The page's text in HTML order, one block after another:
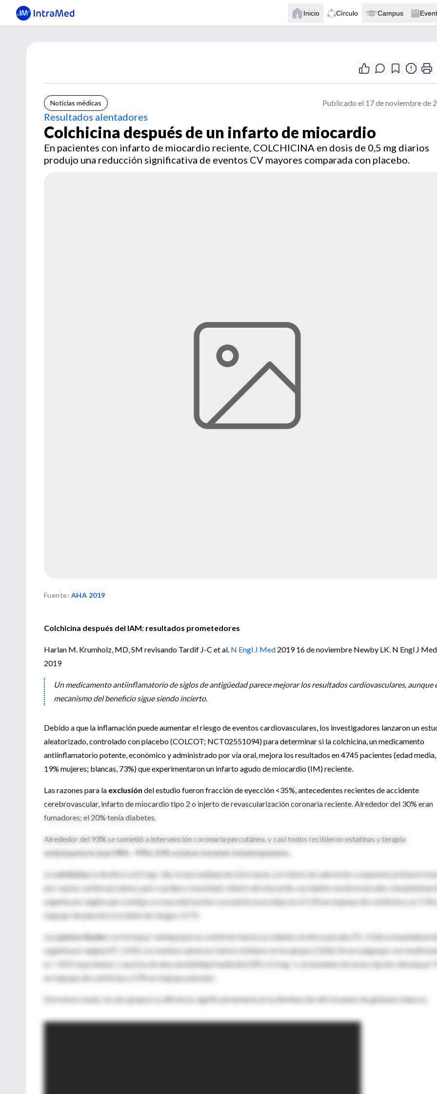
Inicio Círculo Campus
Noticias médicas Publicado el 17 de noviembre de
Resultados alentadores
Colchicina después de un infarto de miocardio
En pacientes con infarto de miocardio reciente, COLCHICINA en dosis de 0,5 mg diarios
produjo una reducción significativa de eventos CV mayores comparada con placebo.
Fuente: AHA 2019
Colchicina después del IAM: resultados prometedores
Harlan M. Krumholz, MD, SM revisando Tardif J-C et al. N Engl J Med 2019 16 de noviembre Newby LK. N Engl J Med
2019
Un medicamento antiinflamatorio de siglos de antigüedad parece mejorar los resultados cardiovasculares, aunque
mecanismo del beneficio sigue siendo incierto.
Debido a que la inflamación puede aumentar el riesgo de eventos cardiovasculares, los investigadores lanzaron un
aleatorizado, controlado con placebo (COLCOT; NCT02551094) para determinar si la colchicina, un medicamento
antiinflamatorio potente, económico y administrado por vía oral, mejora los resultados en 4745 pacientes (edad media,
19% mujeres; blancas, 73%) que experimentaron un infarto agudo de miocardio (IM) reciente.
Las razones para la exclusión del estudio fueron fracción de eyección <35%, antecedentes recientes de accidente
cerebrovascular, infarto de miocardio tipo 2 o injerto de revascularización coronaria reciente. Alrededor del 30% eran
fumadores; el 20% tenía diabetes.
Alrededor del 93% se sometió a intervención coronaria percutánea, y casi todos recibieron estatinas y terapia
antiplaquetaria dual (98% –99%); 89% estaban tomando betabloqueantes.
Lacolchicinase dosificó a 0,5 mg / día. A una mediana de 22,6 meses, el criterio de valoración compuesto primario
por causas cardiovasculares, paro cardíaco resucitado, infarto de miocardio, accidente cerebrovascular u
urgente por angina que condujo a revascularización coronaria) se produjo en el 5,5% en el grupo de colchicina y el 7,1%
el grupo de placebo (cociente de riesgos, 0,77).
Lospuntos finalescon la mayor ventaja para la colchicina fueron accidente cerebrovascular (FC, 0.26) y
urgente por angina (FC, 0.50). Los eventos adversos fueron similares en los grupos (16%). En un subgrupo con
(n = 207), la proteína C reactiva de alta sensibilidad media (hsCRP), 4,3 mg / L al momento de la inscripción, disminuyó
en el grupo de colchicina y 67% en el grupo placebo.
Del mismo modo, los dos grupos no difirieron significativamente en la disminución del recuento de glóbulos blancos.